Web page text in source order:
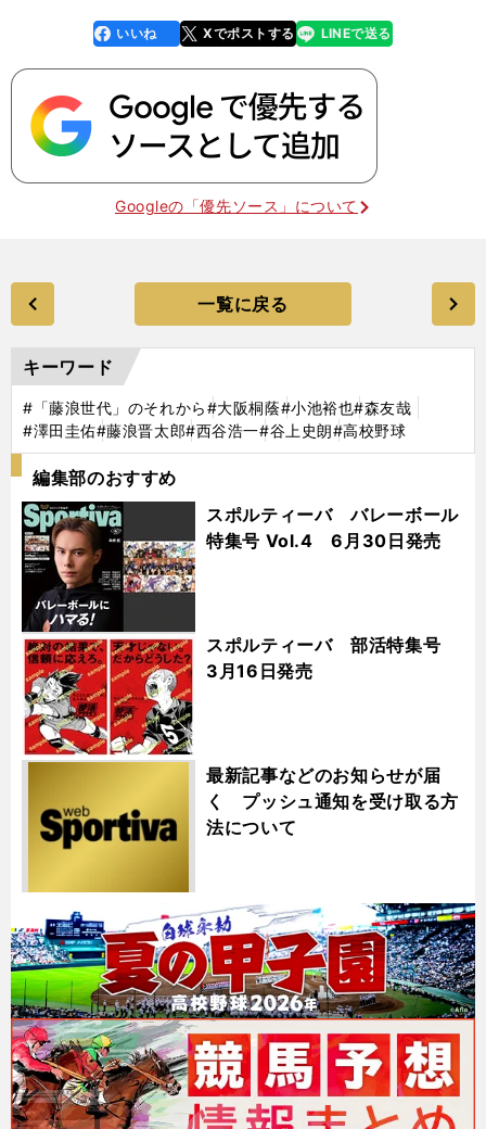
faceboo
k
いいね Xでポストする
line LINEで送る
Googleの「優先ソース」について
一覧に戻る
キーワード
#「藤浪世代」のそれから#大阪桐蔭#小池裕也#森友哉
#澤田圭佑#藤浪晋太郎#西谷浩一#谷上史朗#高校野球
編集部のおすすめ
スポルティーバ バレーボール
特集号 Vol.4 6月30日発売
スポルティーバ 部活特集号
3月16日発売
最新記事などのお知らせが届
く プッシュ通知を受け取る方
法について